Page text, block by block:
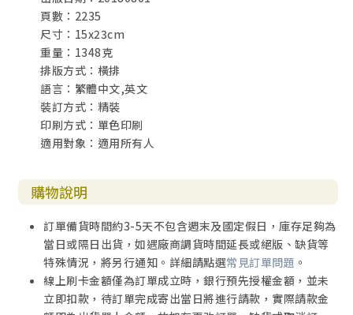
頁數：2235
尺寸：15x23cm
重量：1348克
排版方式：橫排
語言：繁體中文,英文
裝訂方式：精裝
印刷方式：單色印刷
適用對象：適用所有人
購物說明
訂單備貨時間約3-5天不包含週末及國定假日，庫存足夠為
當日或隔日出貨，如遇廠商調貨時間延長或絕版、缺貨等
特殊情況，將另行通知。詳細請點選常見訂單問題 。
線上刷卡金額僅為訂單成立時，銀行預先授權金額，並未
立即扣款，待訂單完成寄出當日將進行請款，實際請款金